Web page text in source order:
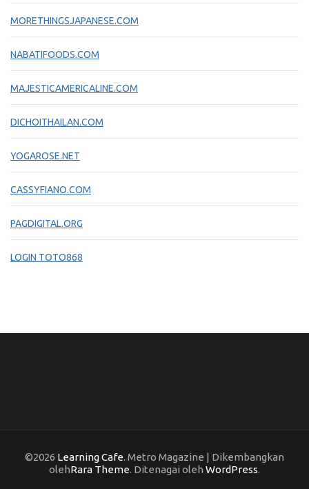
MORETHINGSJAPANESE.COM
NABATIFOODS.COM
MAJESTICAMERICALINE.COM
DICHOITHAILAN.COM
YOGAROSE.NET
CASSYFIANO.COM
PAGDIGITAL.ORG
LOGIN TOTO868
©2026 Learning Cafe. Metro Magazine | Dikembangkan
olehRara Theme. Ditenagai oleh WordPress.